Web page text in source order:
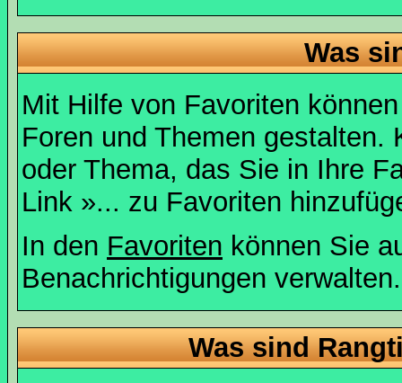
Was
Mit Hilfe von Favoriten
Foren und Themen
oder Thema, das Sie in Ihre
Link »... zu Favoriten
In den Favoriten können Sie
Benachrichtigungen verwalten.
Was sind